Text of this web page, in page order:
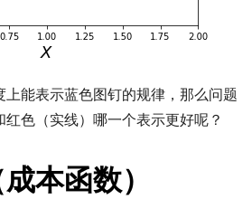
能表示蓝色图钉的规律，那么问题
色（实线）哪一个表示更好呢？
本函数）